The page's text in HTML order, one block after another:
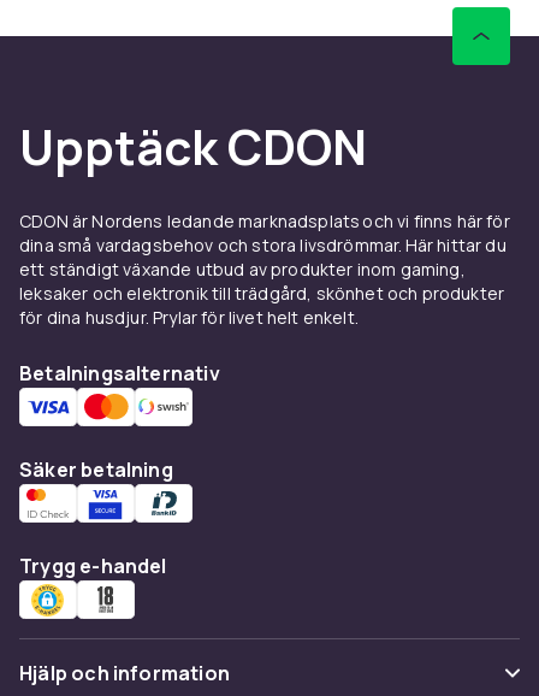
skon. Hos CDON hittar du skohorn i alla längder
och material, från kompakta fickskohorn i
metall till eleganta långa modeller i trä som gör
och tryggt köp investerar du enkelt i skornas
framtid.
Korta och långa skohorn
Korta skohorn på 15 till 20 centimeter är
perfekta att ha i fickan, väskan eller hallen för
snabb användning. De är smidiga att ta med på
skohorn på 50 till 70 centimeter gör det möjligt
att ta på skorna stående utan att böja sig,
vilket är bekvämt i vardagen och extra
värdefullt för äldre och personer med
ryggbesvär. Extra långa modeller på 80
centimeter eller mer finns för de som behöver
Material och design
Skohorn finns i en rad material med olika
egenskaper. Rostfritt stål är hållbart, slät och
Upptäck CDON
CDON är Nordens ledande marknadsplats och vi finns här för
dina små vardagsbehov och stora livsdrömmar. Här hittar du
ett ständigt växande utbud av produkter inom gaming,
leksaker och elektronik till trädgård, skönhet och produkter
för dina husdjur. Prylar för livet helt enkelt.
Betalningsalternativ
Säker betalning
Trygg e-handel
Hjälp och information